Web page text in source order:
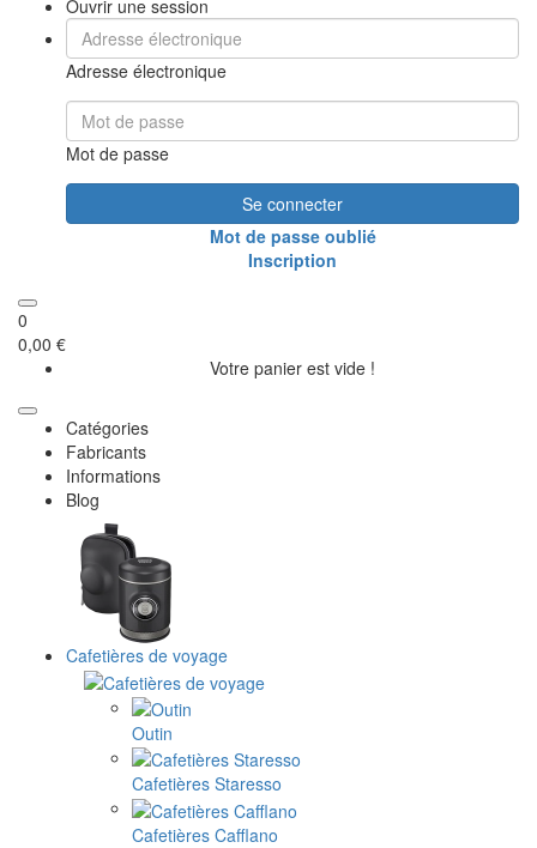
Ouvrir une session
Adresse électronique
Mot de passe
Se connecter
Mot de passe oublié
Inscription
0
0,00 €
Votre panier est vide !
Catégories
Fabricants
Informations
Blog
Cafetières de voyage
Outin
Cafetières Staresso
Cafetières Cafflano